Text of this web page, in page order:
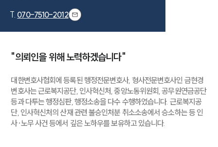
T. 070-7510-2012
"의뢰인을 위해 노력하겠습니다"
대한변호사협회에 등록된 행정전문변호사, 형사전문변호사인 금현경
변호사는 근로복지공단, 인사혁신처, 중앙노동위원회, 공무원연금공단
등과 다투는 행정심판, 행정소송을 다수 수행하였습니다. 근로복지공
단, 인사혁신처의 산재 관련 불승인처분 취소소송에서 승소하는 등 인
사·노무 사건 등에서 깊은 노하우를 보유하고 있습니다.